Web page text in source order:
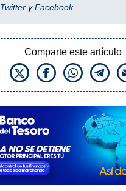
Twitter yFacebook
Comparte este artículo